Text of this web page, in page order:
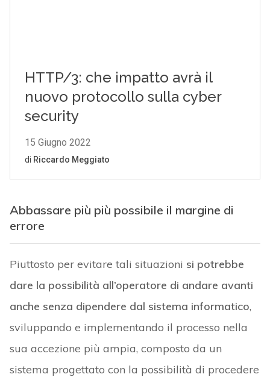
Abbassare più più possibile il margine di
errore
Piuttosto per evitare tali situazioni si potrebbe
dare la possibilità all’operatore di andare avanti
anche senza dipendere dal sistema informatico,
sviluppando e implementando il processo nella
sua accezione più ampia, composto da un
sistema progettato con la possibilità di procedere